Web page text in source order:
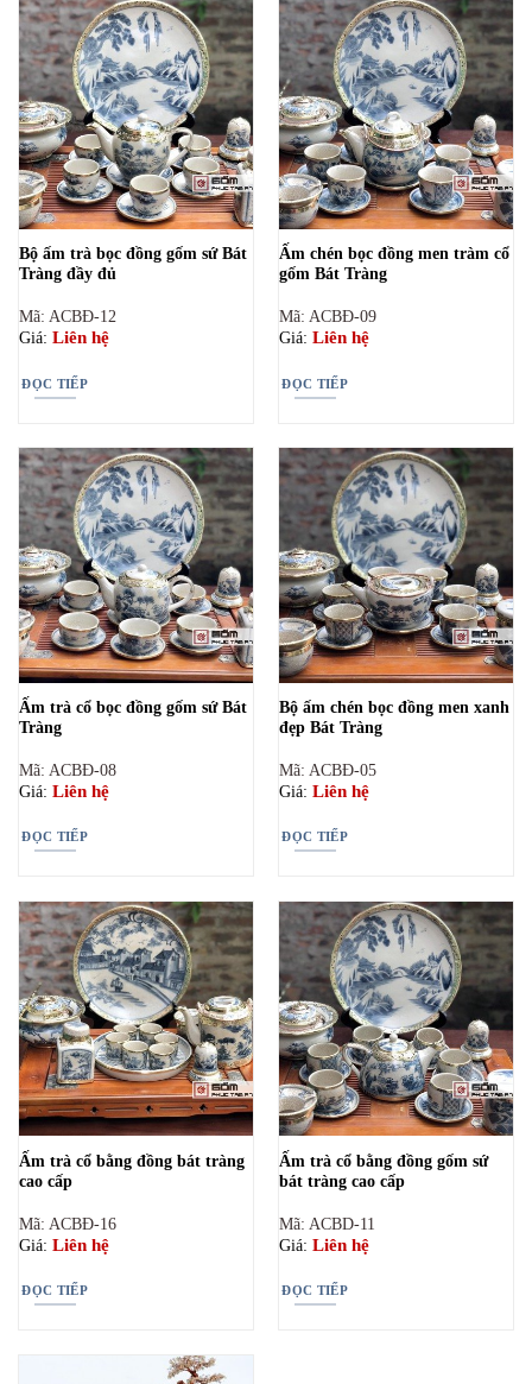
Bộ ấm trà bọc đồng gốm sứ Bát
Tràng đầy đủ
Mã: ACBĐ-12
Giá: Liên hệ
ĐỌC TIẾP
Ấm chén bọc đồng men tràm cổ
gốm Bát Tràng
Mã: ACBĐ-09
Giá: Liên hệ
ĐỌC TIẾP
Ấm trà cổ bọc đồng gốm sứ Bát
Tràng
Mã: ACBĐ-08
Giá: Liên hệ
ĐỌC TIẾP
Bộ ấm chén bọc đồng men xanh
đẹp Bát Tràng
Mã: ACBĐ-05
Giá: Liên hệ
ĐỌC TIẾP
Ấm trà cổ bằng đồng bát tràng
cao cấp
Mã: ACBĐ-16
Giá: Liên hệ
ĐỌC TIẾP
Ấm trà cổ bằng đồng gốm sứ
bát tràng cao cấp
Mã: ACBD-11
Giá: Liên hệ
ĐỌC TIẾP